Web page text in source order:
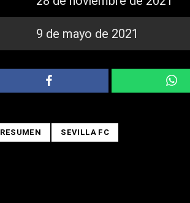
9 de mayo de 2021
RESUMEN SEVILLA FC